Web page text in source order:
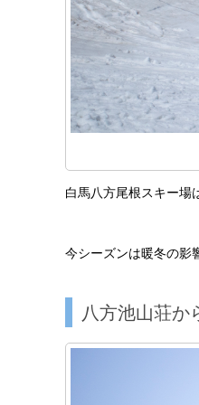
白馬八方尾根スキー場
今シーズンは暖冬の影
八方池山荘か